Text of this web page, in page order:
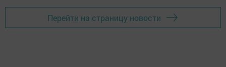
Перейти на страницу новости